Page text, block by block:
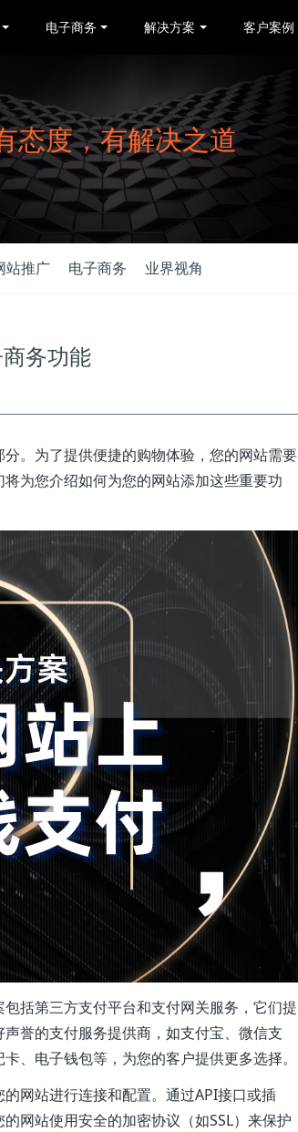
电子商务 解决方案 客户案例
态度，有解决之道
站推广 电子商务 业界视角
务功能
。为了提供便捷的购物体验，您的网站需要
为您介绍如何为您的网站添加这些重要功
包括第三方支付平台和支付网关服务，它们提
誉的支付服务提供商，如支付宝、微信支
、电子钱包等，为您的客户提供更多选择。
网站进行连接和配置。通过API接口或插
网站使用安全的加密协议（如SSL）来保护